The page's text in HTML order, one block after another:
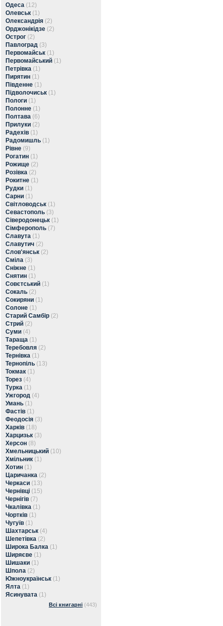
Одеса (12)
Олевськ (1)
Олександрія (2)
Орджонікідзе (2)
Острог (2)
Павлоград (3)
Первомайськ (1)
Первомайський (1)
Петрівка (1)
Пирятин (1)
Південне (1)
Підволочиськ (1)
Пологи (1)
Полонне (1)
Полтава (6)
Прилуки (2)
Радехів (1)
Радомишль (1)
Рівне (9)
Рогатин (1)
Рожище (2)
Розівка (2)
Рокитне (1)
Рудки (1)
Сарни (1)
Світловодськ (1)
Севастополь (3)
Сіверодонецьк (1)
Сімферополь (7)
Славута (1)
Славутич (2)
Слов'янськ (2)
Сміла (3)
Сніжне (1)
Снятин (1)
Совєтський (1)
Сокаль (2)
Сокиряни (1)
Солоне (1)
Старий Самбір (2)
Стрий (2)
Суми (4)
Тараща (1)
Теребовля (2)
Тернівка (1)
Тернопіль (13)
Токмак (1)
Торез (4)
Турка (1)
Ужгород (4)
Умань (1)
Фастів (1)
Феодосія (3)
Харків (18)
Харцизьк (3)
Херсон (8)
Хмельницький (10)
Хмільник (1)
Хотин (1)
Царичанка (2)
Черкаси (13)
Чернівці (15)
Чернігів (7)
Чкалівка (1)
Чортків (1)
Чугуїв (1)
Шахтарськ (4)
Шепетівка (2)
Широка Балка (1)
Ширяєве (1)
Шишаки (1)
Шпола (2)
Южноукраїнськ (1)
Ялта (1)
Ясинувата (1)
Всі книгарні (443)